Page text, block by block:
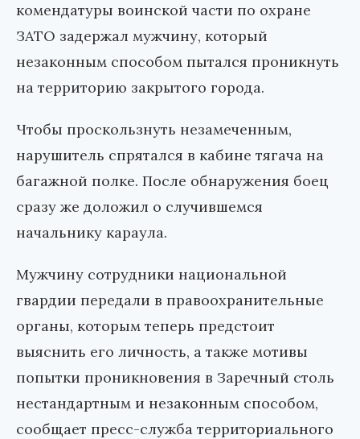
комендатуры воинской части по охране
ЗАТО задержал мужчину, который
незаконным способом пытался проникнуть
на территорию закрытого города.
Чтобы проскользнуть незамеченным,
нарушитель спрятался в кабине тягача на
багажной полке. После обнаружения боец
сразу же доложил о случившемся
начальнику караула.
Мужчину сотрудники национальной
гвардии передали в правоохранительные
органы, которым теперь предстоит
выяснить его личность, а также мотивы
попытки проникновения в Заречный столь
нестандартным и незаконным способом,
сообщает пресс-служба территориального